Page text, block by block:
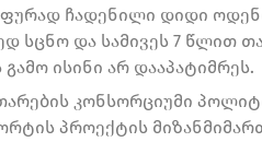
ჩადენილი დიდი
სცნო და სამივეს 7 წლით
ისინი არ დააპატიმრეს.
კონსორციუმი
პროექტის